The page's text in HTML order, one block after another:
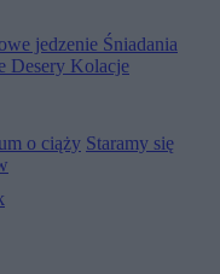
jedzenie Śniadania
Desery Kolacje
o ciąży Staramy się